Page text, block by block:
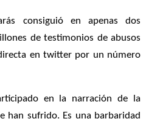
consiguió en apenas dos
de testimonios de abusos
en twitter por un número
en la narración de la
han sufrido. Es una barbaridad